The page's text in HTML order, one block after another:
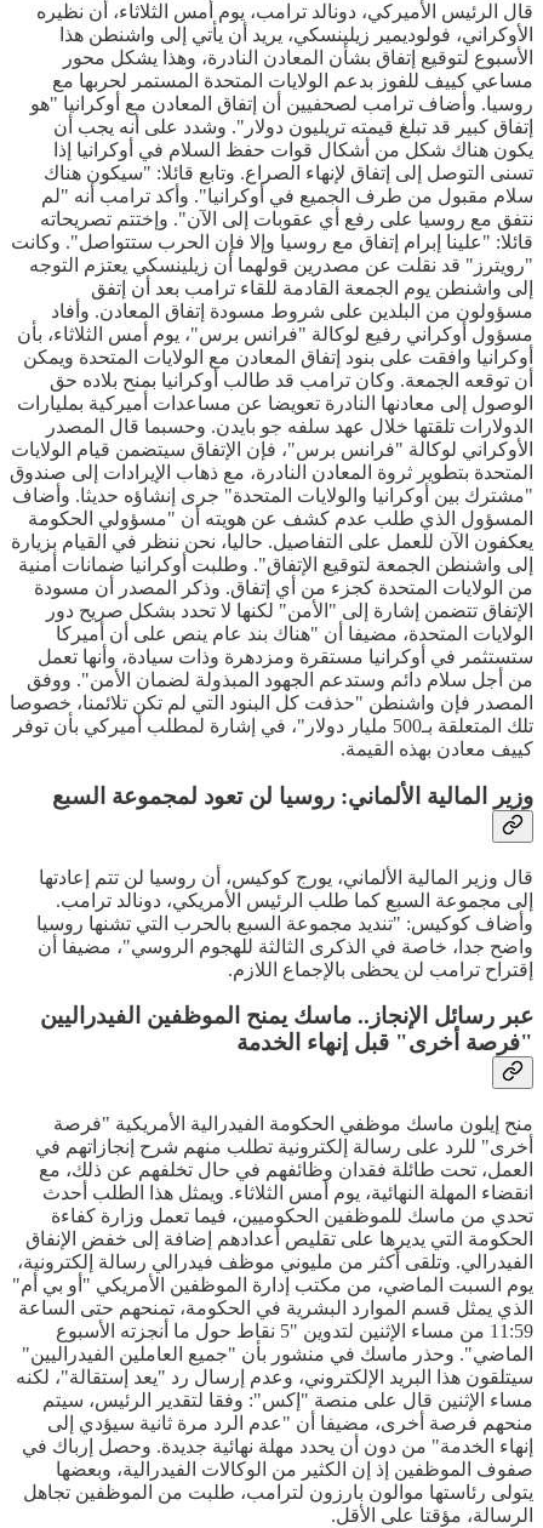
قال الرئيس الأميركي، دونالد ترامب، يوم أمس الثلاثاء، أن نظيره
الأوكراني، فولوديمير زيلينسكي، يريد أن يأتي إلى واشنطن هذا
الأسبوع لتوقيع إتفاق بشأن المعادن النادرة، وهذا يشكل محور
مساعي كييف للفوز بدعم الولايات المتحدة المستمر لحربها مع
روسيا. وأضاف ترامب لصحفيين أن إتفاق المعادن مع أوكرانيا "هو
إتفاق كبير قد تبلغ قيمته تريليون دولار". وشدد على أنه يجب أن
يكون هناك شكل من أشكال قوات حفظ السلام في أوكرانيا إذا
تسنى التوصل إلى إتفاق لإنهاء الصراع. وتابع قائلا: "سيكون هناك
سلام مقبول من طرف الجميع في أوكرانيا". وأكد ترامب أنه "لم
نتفق مع روسيا على رفع أي عقوبات إلى الآن". وإختتم تصريحاته
قائلا: "علينا إبرام إتفاق مع روسيا وإلا فإن الحرب ستتواصل". وكانت
"رويترز" قد نقلت عن مصدرين قولهما أن زيلينسكي يعتزم التوجه
إلى واشنطن يوم الجمعة القادمة للقاء ترامب بعد أن إتفق
مسؤولون من البلدين على شروط مسودة إتفاق المعادن. وأفاد
مسؤول أوكراني رفيع لوكالة "فرانس برس"، يوم أمس الثلاثاء، بأن
أوكرانيا وافقت على بنود إتفاق المعادن مع الولايات المتحدة ويمكن
أن توقعه الجمعة. وكان ترامب قد طالب أوكرانيا بمنح بلاده حق
الوصول إلى معادنها النادرة تعويضا عن مساعدات أميركية بمليارات
الدولارات تلقتها خلال عهد سلفه جو بايدن. وحسبما قال المصدر
الأوكراني لوكالة "فرانس برس"، فإن الإتفاق سيتضمن قيام الولايات
المتحدة بتطوير ثروة المعادن النادرة، مع ذهاب الإيرادات إلى صندوق
"مشترك بين أوكرانيا والولايات المتحدة" جرى إنشاؤه حديثا. وأضاف
المسؤول الذي طلب عدم كشف عن هويته أن "مسؤولي الحكومة
يعكفون الآن للعمل على التفاصيل. حاليا، نحن ننظر في القيام بزيارة
إلى واشنطن الجمعة لتوقيع الإتفاق". وطلبت أوكرانيا ضمانات أمنية
من الولايات المتحدة كجزء من أي إتفاق. وذكر المصدر أن مسودة
الإتفاق تتضمن إشارة إلى "الأمن" لكنها لا تحدد بشكل صريح دور
الولايات المتحدة، مضيفا أن "هناك بند عام ينص على أن أميركا
ستستثمر في أوكرانيا مستقرة ومزدهرة وذات سيادة، وأنها تعمل
من أجل سلام دائم وستدعم الجهود المبذولة لضمان الأمن". ووفق
المصدر فإن واشنطن "حذفت كل البنود التي لم تكن تلائمنا، خصوصا
تلك المتعلقة بـ500 مليار دولار"، في إشارة لمطلب أميركي بأن توفر
كييف معادن بهذه القيمة.
وزير المالية الألماني: روسيا لن تعود لمجموعة السبع
قال وزير المالية الألماني، يورج كوكيس، أن روسيا لن تتم إعادتها
إلى مجموعة السبع كما طلب الرئيس الأمريكي، دونالد ترامب.
وأضاف كوكيس: "تنديد مجموعة السبع بالحرب التي تشنها روسيا
واضح جدا، خاصة في الذكرى الثالثة للهجوم الروسي"، مضيفا أن
إقتراح ترامب لن يحظى بالإجماع اللازم.
عبر رسائل الإنجاز.. ماسك يمنح الموظفين الفيدراليين
"فرصة أخرى" قبل إنهاء الخدمة
منح إيلون ماسك موظفي الحكومة الفيدرالية الأمريكية "فرصة
أخرى" للرد على رسالة إلكترونية تطلب منهم شرح إنجازاتهم في
العمل، تحت طائلة فقدان وظائفهم في حال تخلفهم عن ذلك، مع
انقضاء المهلة النهائية، يوم أمس الثلاثاء. ويمثل هذا الطلب أحدث
تحدي من ماسك للموظفين الحكوميين، فيما تعمل وزارة كفاءة
الحكومة التي يديرها على تقليص أعدادهم إضافة إلى خفض الإنفاق
الفيدرالي. وتلقى أكثر من مليوني موظف فيدرالي رسالة إلكترونية،
يوم السبت الماضي، من مكتب إدارة الموظفين الأمريكي "أو بي أم"
الذي يمثل قسم الموارد البشرية في الحكومة، تمنحهم حتى الساعة
11:59 من مساء الإثنين لتدوين "5 نقاط حول ما أنجزته الأسبوع
الماضي". وحذر ماسك في منشور بأن "جميع العاملين الفيدراليين"
سيتلقون هذا البريد الإلكتروني، وعدم إرسال رد "يعد إستقالة"، لكنه
مساء الإثنين قال على منصة "إكس": وفقا لتقدير الرئيس، سيتم
منحهم فرصة أخرى، مضيفا أن "عدم الرد مرة ثانية سيؤدي إلى
إنهاء الخدمة" من دون أن يحدد مهلة نهائية جديدة. وحصل إرباك في
صفوف الموظفين إذ إن الكثير من الوكالات الفيدرالية، وبعضها
يتولى رئاستها موالون بارزون لترامب، طلبت من الموظفين تجاهل
الرسالة، مؤقتا على الأقل.